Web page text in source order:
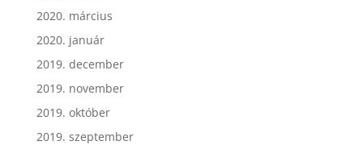
2020. március
2020. január
2019. december
2019. november
2019. október
2019. szeptember